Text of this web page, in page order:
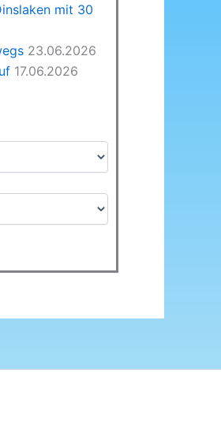
mit 30
23.06.2026
17.06.2026